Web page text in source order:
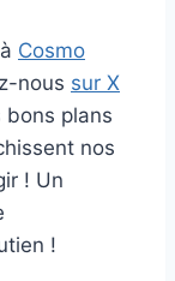
Cosmo
nous sur X
bons plans
nos
! Un
!